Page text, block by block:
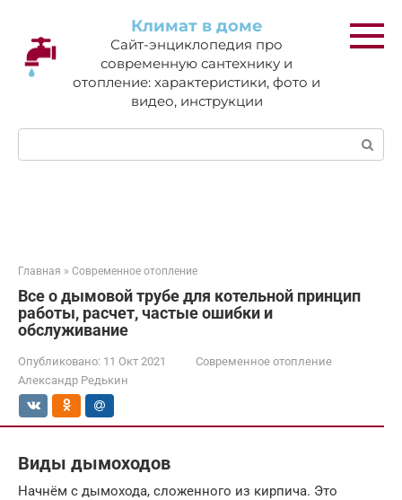
контенту
Климат в доме
Сайт-энциклопедия про
современную сантехнику и
отопление: характеристики, фото и
видео, инструкции
Поиск:
Главная » Современное отопление
Все о дымовой трубе для котельной принцип
работы, расчет, частые ошибки и
обслуживание
Опубликовано: 11 Окт 2021
Современное отопление
Александр Редькин
Виды дымоходов
Начнём с дымохода, сложенного из кирпича. Это